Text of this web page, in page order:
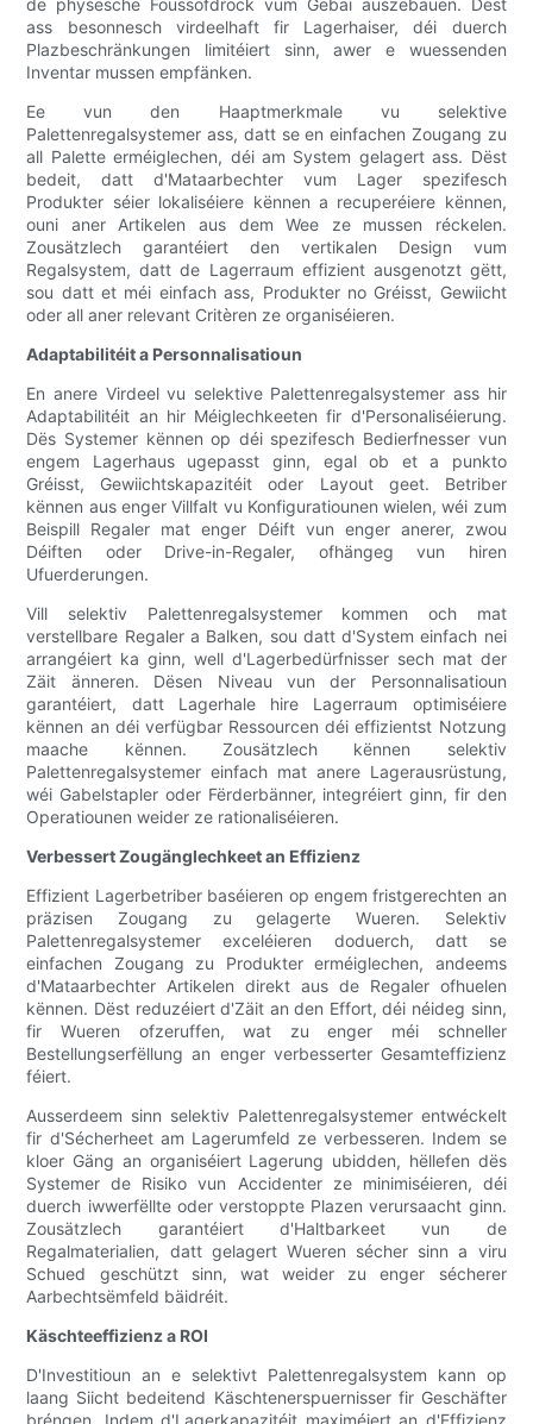
de physesche Foussofdrock vum Gebai auszebauen. Dëst
ass besonnesch virdeelhaft fir Lagerhaiser, déi duerch
Plazbeschränkungen limitéiert sinn, awer e wuessenden
Inventar mussen empfänken.
Ee vun den Haaptmerkmale vu selektive
Palettenregalsystemer ass, datt se en einfachen Zougang zu
all Palette erméiglechen, déi am System gelagert ass. Dëst
bedeit, datt d'Mataarbechter vum Lager spezifesch
Produkter séier lokaliséiere kënnen a recuperéiere kënnen,
ouni aner Artikelen aus dem Wee ze mussen réckelen.
Zousätzlech garantéiert den vertikalen Design vum
Regalsystem, datt de Lagerraum effizient ausgenotzt gëtt,
sou datt et méi einfach ass, Produkter no Gréisst, Gewiicht
oder all aner relevant Critèren ze organiséieren.
Adaptabilitéit a Personnalisatioun
En anere Virdeel vu selektive Palettenregalsystemer ass hir
Adaptabilitéit an hir Méiglechkeeten fir d'Personaliséierung.
Dës Systemer kënnen op déi spezifesch Bedierfnesser vun
engem Lagerhaus ugepasst ginn, egal ob et a punkto
Gréisst, Gewiichtskapazitéit oder Layout geet. Betriber
kënnen aus enger Villfalt vu Konfiguratiounen wielen, wéi zum
Beispill Regaler mat enger Déift vun enger anerer, zwou
Déiften oder Drive-in-Regaler, ofhängeg vun hiren
Ufuerderungen.
Vill selektiv Palettenregalsystemer kommen och mat
verstellbare Regaler a Balken, sou datt d'System einfach nei
arrangéiert ka ginn, well d'Lagerbedürfnisser sech mat der
Zäit änneren. Dësen Niveau vun der Personnalisatioun
garantéiert, datt Lagerhale hire Lagerraum optimiséiere
kënnen an déi verfügbar Ressourcen déi effizientst Notzung
maache kënnen. Zousätzlech kënnen selektiv
Palettenregalsystemer einfach mat anere Lagerausrüstung,
wéi Gabelstapler oder Fërderbänner, integréiert ginn, fir den
Operatiounen weider ze rationaliséieren.
Verbessert Zougänglechkeet an Effizienz
Effizient Lagerbetriber baséieren op engem fristgerechten an
präzisen Zougang zu gelagerte Wueren. Selektiv
Palettenregalsystemer exceléieren doduerch, datt se
einfachen Zougang zu Produkter erméiglechen, andeems
d'Mataarbechter Artikelen direkt aus de Regaler ofhuelen
kënnen. Dëst reduzéiert d'Zäit an den Effort, déi néideg sinn,
fir Wueren ofzeruffen, wat zu enger méi schneller
Bestellungserfëllung an enger verbesserter Gesamteffizienz
féiert.
Ausserdeem sinn selektiv Palettenregalsystemer entwéckelt
fir d'Sécherheet am Lagerumfeld ze verbesseren. Indem se
kloer Gäng an organiséiert Lagerung ubidden, hëllefen dës
Systemer de Risiko vun Accidenter ze minimiséieren, déi
duerch iwwerfëllte oder verstoppte Plazen verursaacht ginn.
Zousätzlech garantéiert d'Haltbarkeet vun de
Regalmaterialien, datt gelagert Wueren sécher sinn a viru
Schued geschützt sinn, wat weider zu enger sécherer
Aarbechtsëmfeld bäidréit.
Käschteeffizienz a ROI
D'Investitioun an e selektivt Palettenregalsystem kann op
laang Siicht bedeitend Käschtenerspuernisser fir Geschäfter